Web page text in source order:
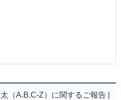
（A.B.C-Z）に関するご報告 |